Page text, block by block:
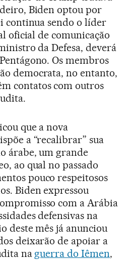
Biden optou por
continua sendo o líder
oficial de comunicação
da Defesa, deverá
Os membros
democrata, no entanto,
contatos com outros
que a nova
a “recalibrar” sua
árabe, um grande
ao qual no passado
pouco respeitosos
Biden expressou
com a Arábia
defensivas na
deste mês já anunciou
deixarão de apoiar a
na guerra do Iêmen,